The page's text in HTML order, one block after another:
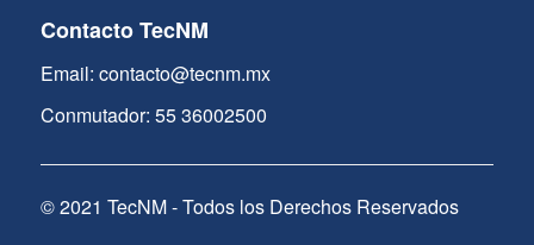
Contacto TecNM
Email: contacto@tecnm.mx
Conmutador: 55 36002500
© 2021 TecNM - Todos los Derechos Reservados